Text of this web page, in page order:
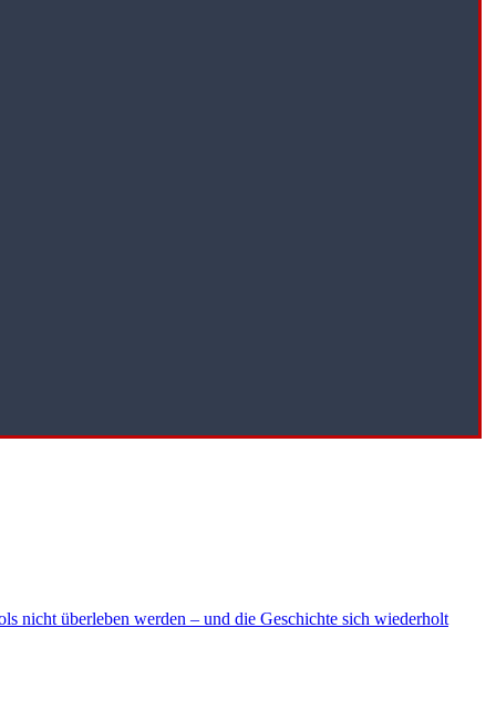
nicht überleben werden – und die Geschichte sich wiederholt